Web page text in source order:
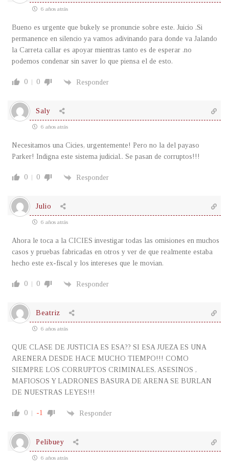
6 años atrás
Bueno es urgente que bukely se pronuncie sobre este. Juicio .Si
permanence en silencio ya vamos adivinando para donde va Jalando
la Carreta callar es apoyar mientras tanto es de esperar .no
podemos condenar sin saver lo que piensa el de esto.
0 0 Responder
Saly
6 años atrás
Necesitamos una Cicies, urgentemente! Pero no la del payaso
Parker! Indigna este sistema judicial.. Se pasan de corruptos!!!
0 0 Responder
Julio
6 años atrás
Ahora le toca a la CICIES investigar todas las omisiones en muchos
casos y pruebas fabricadas en otros y ver de que realmente estaba
hecho este ex-fiscal y los intereses que le movian.
0 0 Responder
Beatriz
6 años atrás
QUE CLASE DE JUSTICIA ES ESA?? SI ESA JUEZA ES UNA
ARENERA DESDE HACE MUCHO TIEMPO!!! COMO
SIEMPRE LOS CORRUPTOS CRIMINALES, ASESINOS ,
MAFIOSOS Y LADRONES BASURA DE ARENA SE BURLAN
DE NUESTRAS LEYES!!!
0 -1 Responder
Pelibuey
6 años atrás